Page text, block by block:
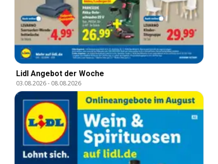
Lidl Angebot der Woche
03.08.2026- 08.08.2026